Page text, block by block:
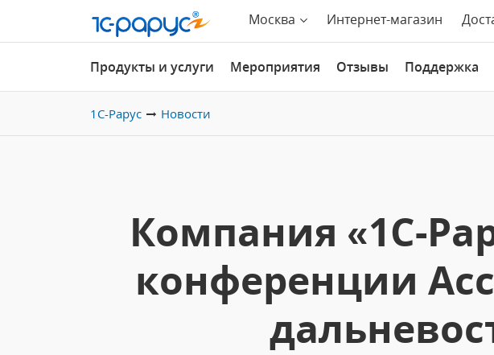
Москва Интернет-магазин
Продукты и услуги Мероприятия Отзывы Поддержка
1С-Рарус Новости
Компания «1С-
конференции